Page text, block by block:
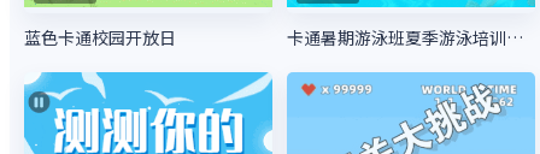
蓝色卡通校园开放日 卡通暑期游泳班夏季游泳培训招生